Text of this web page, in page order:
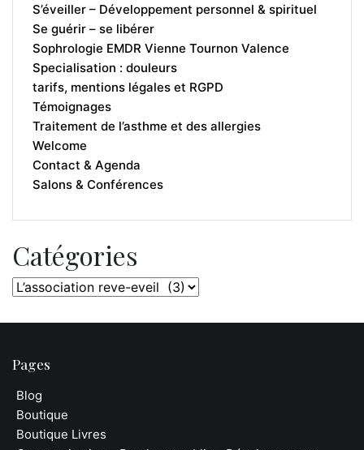
S’éveiller – Développement personnel & spirituel
Se guérir – se libérer
Sophrologie EMDR Vienne Tournon Valence
Specialisation : douleurs
tarifs, mentions légales et RGPD
Témoignages
Traitement de l’asthme et des allergies
Welcome
Contact & Agenda
Salons & Conférences
Catégories
Catégories
Pages
Blog
Boutique
Boutique Livres